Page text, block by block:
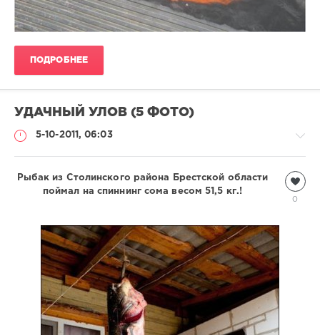
ПОДРОБНЕЕ
УДАЧНЫЙ УЛОВ (5 ФОТО)
5-10-2011, 06:03
Подводный
мир
3
052
0
Рыбак из Столинского района Брестской области
поймал на спиннинг сома весом 51,5 кг.!